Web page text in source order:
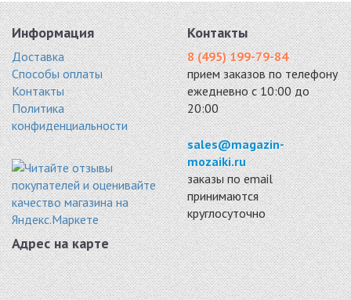
8291 руб. / кв.м.
8370 руб. / кв.м.
305x305
8748 руб. / кв.м.
-11%
STRIKE BLACK
стекло 300x300
8781 руб. / кв.м.
-18%
VESTA BLACK 8
ММ.
стекло 300x300
9020 руб. / кв.м.
-18%
VESTA WHITE 8
ММ.
стекло 300x300
9476 руб. / кв.м.
-15% -15% -20%
Информация
Доставка
Способы оплаты
Контакты
Политика
конфиденциальности
Контакты
8 (495) 199-79-84
прием заказов по телефону
ежедневно с 10:00 до
20:00
sales@magazin-
mozaiki.ru
заказы по email
принимаются
круглосуточно
Адрес на карте